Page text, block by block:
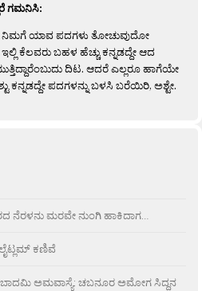
ಗಮನಿಸಿ:
ಯಾವ ಪದಗಳು ತೋಚುವುದೋ
ಕೆಲವರು ಬಹಳ ಹೆಚ್ಚು ಕನ್ನಡದ್ದೇ ಆದ
ದಿಟ. ಆದರೆ ಎಲ್ಲರೂ ಹಾಗೆಯೇ
ಕನ್ನಡದ್ದೇ ಪದಗಳನ್ನು ಬಳಸಿ ಬರೆಯಿರಿ, ಅಶ್ಟೇ.
ನೆರಳನು ಮರವೇ ನುಂಗಿ ಹಾಕಿದಾಗ…
ಕಣಿವೆ
ಬಾದಮಿ ಅಮವಾಸ್ಯೆ: ಚಬನೂರ ಅಮೋಗ ಸಿದ್ದನ